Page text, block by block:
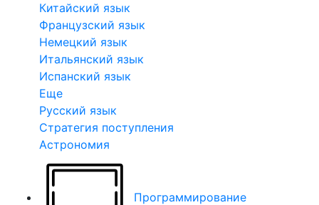
Китайский язык
Французский язык
Немецкий язык
Итальянский язык
Испанский язык
Еще
Русский язык
Стратегия поступления
Астрономия
Программирование